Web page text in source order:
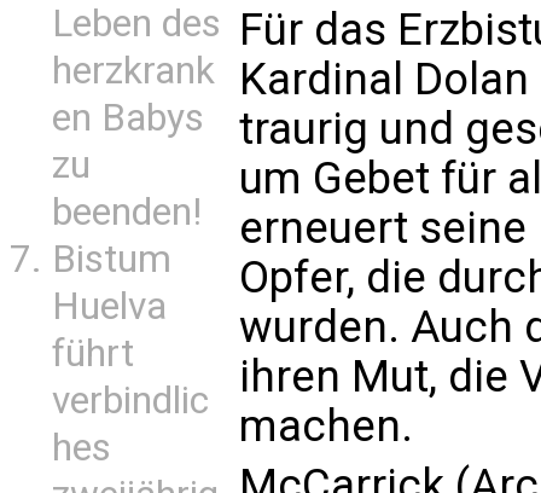
Leben des
herzkrank
en Babys
zu
beenden!
Bistum
Huelva
führt
verbindlic
hes
Für das
Kardinal
traurig und
um Gebet für
erneuert
Opfer, die
wurden. Auch
ihren Mut, die
machen.